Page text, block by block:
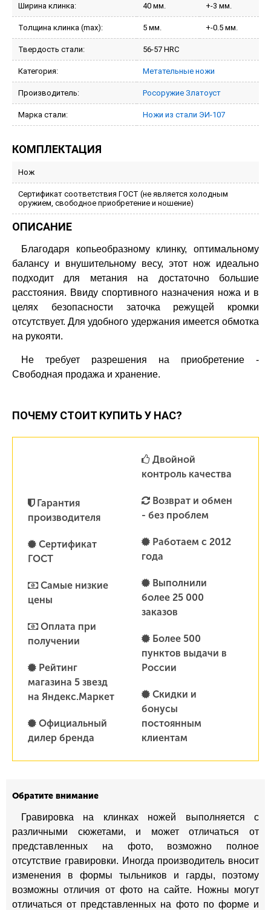
Ширина клинка: 40 мм. +-3 мм.
Толщина клинка (max): 5 мм. +-0.5 мм.
Твердость стали: 56-57 HRC
Категория: Метательные ножи
Производитель: Росоружие Златоуст
Марка стали: Ножи из стали ЭИ-107
КОМПЛЕКТАЦИЯ
Нож
Сертификат соответствия ГОСТ (не является холодным
оружием, свободное приобретение и ношение)
ОПИСАНИЕ
Благодаря копьеобразному клинку, оптимальному
балансу и внушительному весу, этот нож идеально
подходит для метания на достаточно большие
расстояния. Ввиду спортивного назначения ножа и в
целях безопасности заточка режущей кромки
отсутствует. Для удобного удержания имеется обмотка
на рукояти.
Не требует разрешения на приобретение -
Свободная продажа и хранение.
ПОЧЕМУ СТОИТ КУПИТЬ У НАС?
Гарантия
производителя
Сертификат
ГОСТ
Самые низкие
цены
Оплата при
получении
Рейтинг
магазина 5 звезд
на Яндекс.Маркет
Официальный
дилер бренда
Двойной
контроль качества
Возврат и обмен
- без проблем
Работаем с 2012
года
Выполнили
более 25 000
заказов
Более 500
пунктов выдачи в
России
Скидки и
бонусы
постоянным
клиентам
Обратите внимание
Гравировка на клинках ножей выполняется с
различными сюжетами, и может отличаться от
представленных на фото, возможно полное
отсутствие гравировки. Иногда производитель вносит
изменения в формы тыльников и гарды, поэтому
возможны отличия от фото на сайте. Ножны могут
отличаться от представленных на фото по форме и